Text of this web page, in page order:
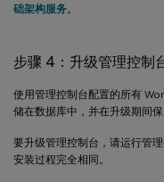
础架构服务。
步骤 4：升级管理控制
使用管理控制台配置的所有
储在数据库中，并在升级期间保
要升级管理控制台，请运行管
安装过程完全相同。